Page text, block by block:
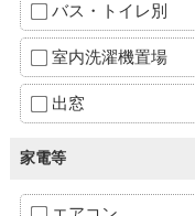
バス・トイレ別
室内洗濯機置場
出窓
家電等